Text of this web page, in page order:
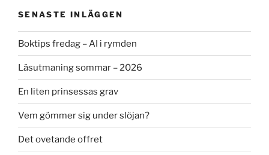
SENASTE INLÄGGEN
Boktips fredag – AI i rymden
Läsutmaning sommar – 2026
En liten prinsessas grav
Vem gömmer sig under slöjan?
Det ovetande offret